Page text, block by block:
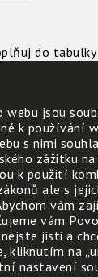
do tabulky
se měnila
teplota
jsou
k používání
s nimi
zážitku na
k použití
ale s
vám
vám
nejste jisti a
kliknutím na
nastavení